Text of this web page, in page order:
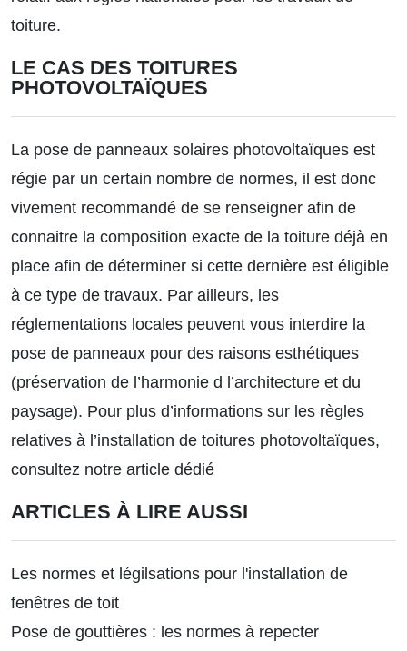
toiture.
LE CAS DES TOITURES
PHOTOVOLTAÏQUES
La pose de panneaux solaires photovoltaïques est
régie par un certain nombre de normes, il est donc
vivement recommandé de se renseigner afin de
connaitre la composition exacte de la toiture déjà en
place afin de déterminer si cette dernière est éligible
à ce type de travaux. Par ailleurs, les
réglementations locales peuvent vous interdire la
pose de panneaux pour des raisons esthétiques
(préservation de l’harmonie d l’architecture et du
paysage). Pour plus d’informations sur les règles
relatives à l’installation de toitures photovoltaïques,
consultez notre article dédié
ARTICLES À LIRE AUSSI
Les normes et légilsations pour l'installation de
fenêtres de toit
Pose de gouttières : les normes à repecter